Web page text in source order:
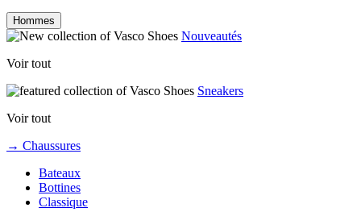
Hommes
Nouveautés
Voir tout
Sneakers
Voir tout
→ Chaussures
Bateaux
Bottines
Classique